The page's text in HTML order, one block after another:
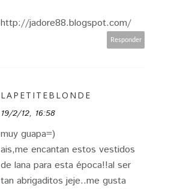
http://jadore88.blogspot.com/
Responder
LAPETITEBLONDE
19/2/12, 16:58
muy guapa=)
ais,me encantan estos vestidos
de lana para esta época!!al ser
tan abrigaditos jeje..me gusta